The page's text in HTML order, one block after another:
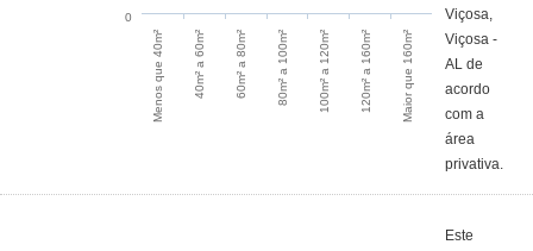
Menos que 40m² 40m² a 60m² 60m² a 80m² 80m² a 100m² 100m² a 120m² 120m² a 160m² Maior que 160m²
0
Viçosa,
Viçosa -
AL de
acordo
com a
área
privativa.
Este